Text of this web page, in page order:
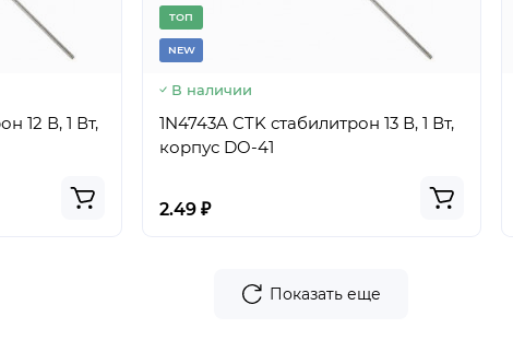
12 В, 1 Вт,
TОП
NEW
В наличии
1N4743A CTK стабилитрон 13 В, 1 Вт,
корпус DO-41
2.49 ₽
Показать еще